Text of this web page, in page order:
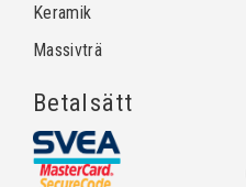
Keramik
Massivträ
Betalsätt